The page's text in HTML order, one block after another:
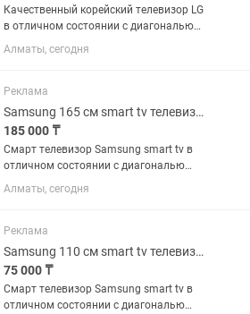
Качественный корейский телевизор LG
в отличном состоянии с диагональю
экрана 81 см (32 дюйма). Встроенный
цифровой тюнер с 25 бесплатными
Самовывоз или можете забрать...
Алматы, сегодня
Реклама
Samsung 165 см smart tv телевизор
185 000 ₸
Смарт телевизор Samsung smart tv в
отличном состоянии с диагональю
экрана 165 см (65 дюймов).
Встроенный цифровой тюнер с 25
и много других интересных...
Алматы, сегодня
Реклама
Samsung 110 см smart tv телевизор
75 000 ₸
Смарт телевизор Samsung smart tv в
отличном состоянии с диагональю